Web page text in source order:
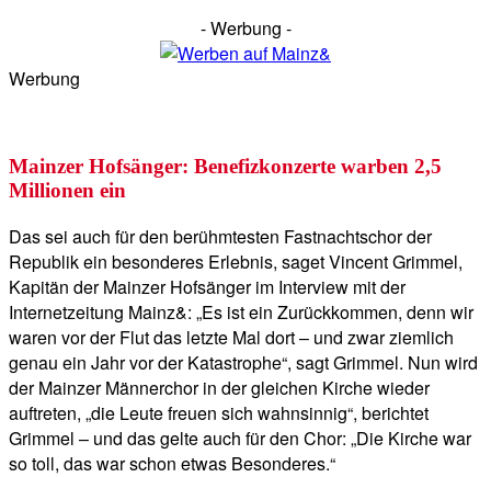
- Werbung -
Werbung
Mainzer Hofsänger: Benefizkonzerte warben 2,5
Millionen ein
Das sei auch für den berühmtesten Fastnachtschor der
Republik ein besonderes Erlebnis, saget Vincent Grimmel,
Kapitän der Mainzer Hofsänger im Interview mit der
Internetzeitung Mainz&: „Es ist ein Zurückkommen, denn wir
waren vor der Flut das letzte Mal dort – und zwar ziemlich
genau ein Jahr vor der Katastrophe“, sagt Grimmel. Nun wird
der Mainzer Männerchor in der gleichen Kirche wieder
auftreten, „die Leute freuen sich wahnsinnig“, berichtet
Grimmel – und das gelte auch für den Chor: „Die Kirche war
so toll, das war schon etwas Besonderes.“